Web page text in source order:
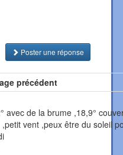
Poster une réponse
précédent
avec de la brume ,18,9°
vent ,peux être du soleil